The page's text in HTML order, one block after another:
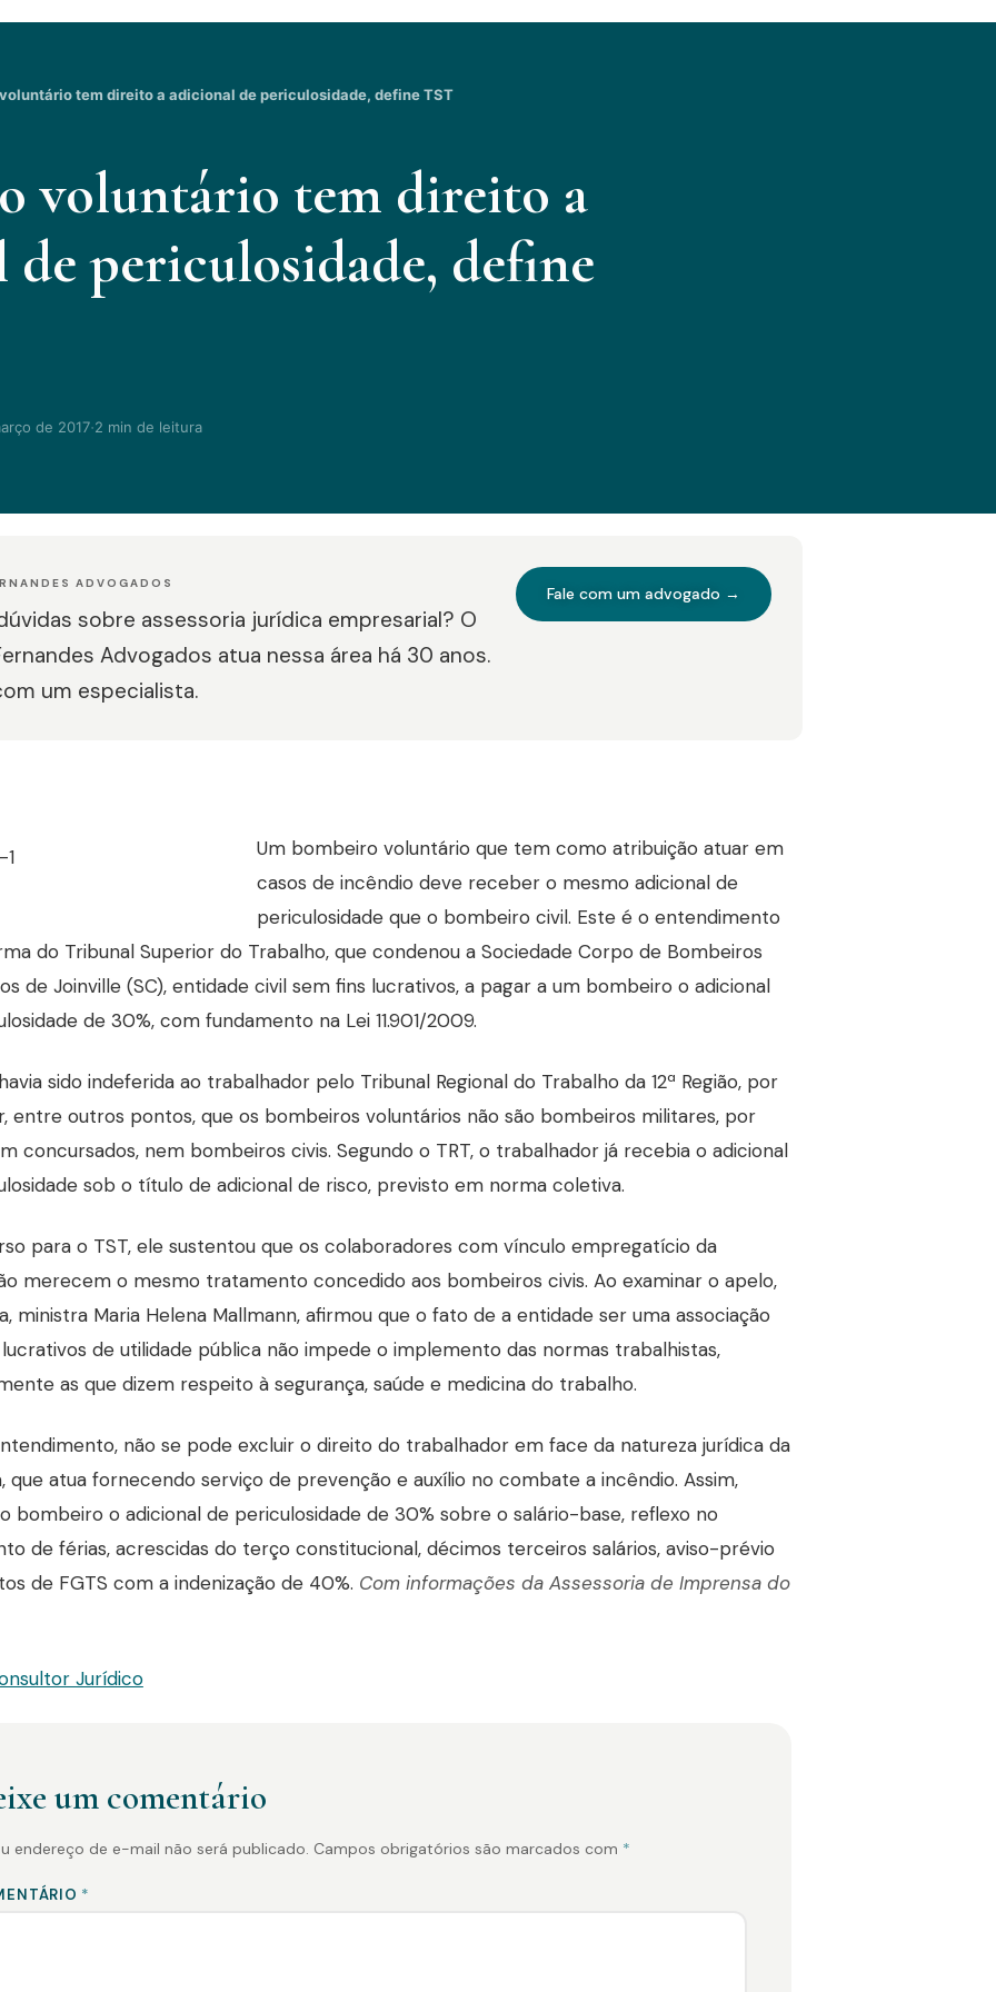
tem direito a adicional de periculosidade, define TST
voluntário tem direito a
periculosidade, define
de 2017·2 min de leitura
ADVOGADOS
sobre assessoria jurídica empresarial? O
Advogados atua nessa área há 30 anos.
um especialista.
Fale com um advogado →
Um bombeiro voluntário que tem como atribuição atuar em
casos de incêndio deve receber o mesmo adicional de
periculosidade que o bombeiro civil. Este é o entendimento
do Tribunal Superior do Trabalho, que condenou a Sociedade Corpo de Bombeiros
de Joinville (SC), entidade civil sem fins lucrativos, a pagar a um bombeiro o adicional
de 30%, com fundamento na Lei 11.901/2009.
sido indeferida ao trabalhador pelo Tribunal Regional do Trabalho da 12ª Região, por
entre outros pontos, que os bombeiros voluntários não são bombeiros militares, por
concursados, nem bombeiros civis. Segundo o TRT, o trabalhador já recebia o adicional
sob o título de adicional de risco, previsto em norma coletiva.
para o TST, ele sustentou que os colaboradores com vínculo empregatício da
merecem o mesmo tratamento concedido aos bombeiros civis. Ao examinar o apelo,
ministra Maria Helena Mallmann, afirmou que o fato de a entidade ser uma associação
de utilidade pública não impede o implemento das normas trabalhistas,
as que dizem respeito à segurança, saúde e medicina do trabalho.
não se pode excluir o direito do trabalhador em face da natureza jurídica da
que atua fornecendo serviço de prevenção e auxílio no combate a incêndio. Assim,
bombeiro o adicional de periculosidade de 30% sobre o salário-base, reflexo no
de férias, acrescidas do terço constitucional, décimos terceiros salários, aviso-prévio
de FGTS com a indenização de 40%. Com informações da Assessoria de Imprensa do
Jurídico
um comentário
endereço de e-mail não será publicado. Campos obrigatórios são marcados com *
*